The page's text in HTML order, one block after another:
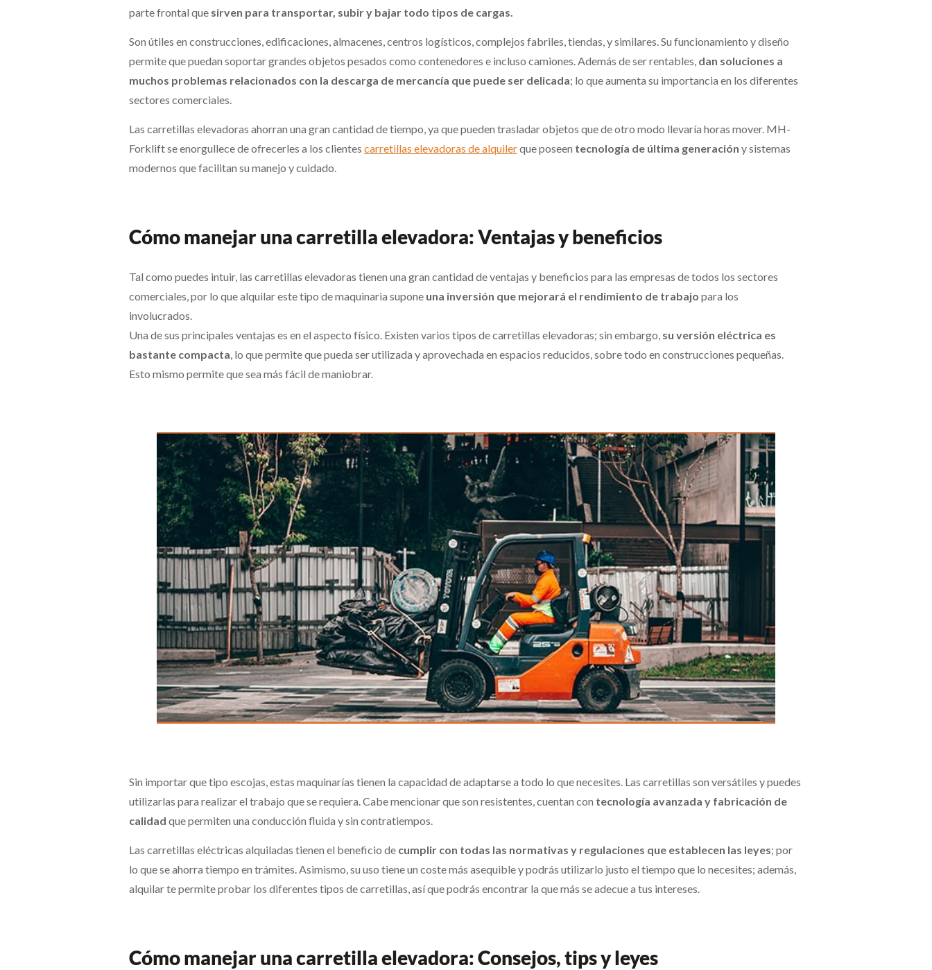
parte frontal que sirven para transportar, subir y bajar todo tipos de cargas.
Son útiles en construcciones, edificaciones, almacenes, centros logísticos, complejos fabriles, tiendas, y similares. Su funcionamiento y diseño
permite que puedan soportar grandes objetos pesados como contenedores e incluso camiones. Además de ser rentables, dan soluciones a
muchos problemas relacionados con la descarga de mercancía que puede ser delicada; lo que aumenta su importancia en los diferentes
sectores comerciales.
Las carretillas elevadoras ahorran una gran cantidad de tiempo, ya que pueden trasladar objetos que de otro modo llevaría horas mover. MH-
Forklift se enorgullece de ofrecerles a los clientes carretillas elevadoras de alquilerque poseen tecnología de última generación y sistemas
modernos que facilitan su manejo y cuidado.
Cómo manejar una carretilla elevadora: Ventajas y beneficios
Tal como puedes intuir, las carretillas elevadoras tienen una gran cantidad de ventajas y beneficios para las empresas de todos los sectores
comerciales, por lo que alquilar este tipo de maquinaria supone una inversión que mejorará el rendimiento de trabajo para los
involucrados.
Una de sus principales ventajas es en el aspecto físico. Existen varios tipos de carretillas elevadoras; sin embargo, su versión eléctrica es
bastante compacta , lo que permite que pueda ser utilizada y aprovechada en espacios reducidos, sobre todo en construcciones pequeñas.
Esto mismo permite que sea más fácil de maniobrar.
Sin importar que tipo escojas, estas maquinarías tienen la capacidad de adaptarse a todo lo que necesites. Las carretillas son versátiles y puedes
utilizarlas para realizar el trabajo que se requiera. Cabe mencionar que son resistentes, cuentan con tecnología avanzada y fabricación de
calidad que permiten una conducción fluida y sin contratiempos.
Las carretillas eléctricas alquiladas tienen el beneficio de cumplir con todas las normativas y regulaciones que establecen las leyes; por
lo que se ahorra tiempo en trámites. Asimismo, su uso tiene un coste más asequible y podrás utilizarlo justo el tiempo que lo necesites; además,
alquilar te permite probar los diferentes tipos de carretillas, así que podrás encontrar la que más se adecue a tus intereses.
Cómo manejar una carretilla elevadora: Consejos, tips y leyes